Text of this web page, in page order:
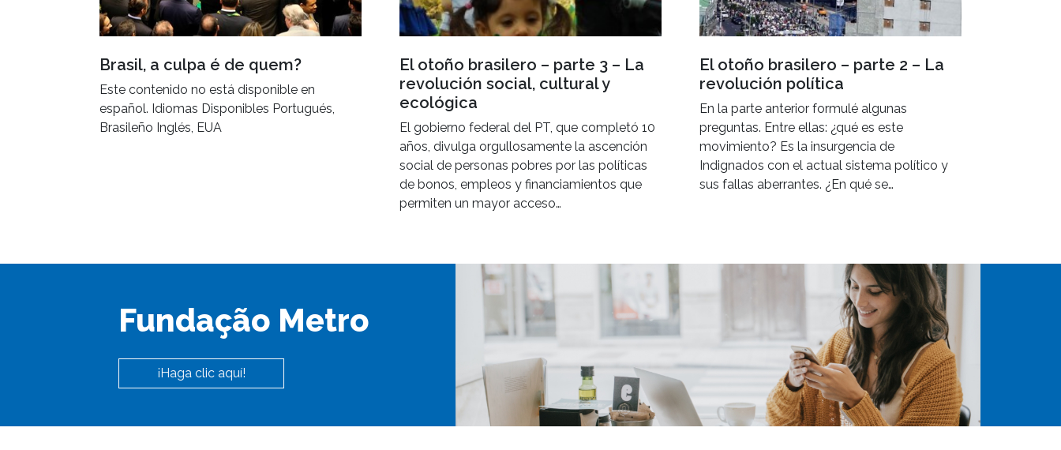
Brasil, a culpa é de quem?
Este contenido no está disponible en
español. Idiomas Disponibles Portugués,
Brasileño Inglés, EUA
El otoño brasilero – parte 3 – La
revolución social, cultural y
ecológica
El gobierno federal del PT, que completó 10
años, divulga orgullosamente la ascención
social de personas pobres por las políticas
de bonos, empleos y financiamientos que
permiten un mayor acceso…
El otoño brasilero – parte 2 – La
revolución política
En la parte anterior formulé algunas
preguntas. Entre ellas: ¿qué es este
movimiento? Es la insurgencia de
Indignados con el actual sistema político y
sus fallas aberrantes. ¿En qué se…
Fundação Metro
¡Haga clic aquí!